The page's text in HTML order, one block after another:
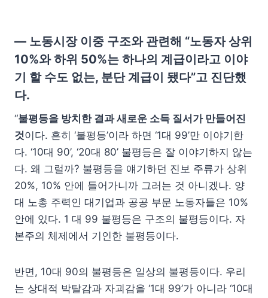
— 노동시장 이중 구조와 관련해 “노동자 상위
10%와 하위 50%는 하나의 계급이라고 이야
기 할 수도 없는, 분단 계급이 됐다”고 진단했
다.
“불평등을 방치한 결과 새로운 소득 질서가 만들어진
것이다. 흔히 ‘불평등’이라 하면 ‘1대 99’만 이야기한
다. ‘10대 90’, ‘20대 80’ 불평등은 잘 이야기하지 않는
다. 왜 그럴까? 불평등을 얘기하던 진보 주류가 상위
20%, 10% 안에 들어가니까 그러는 것 아니겠나. 양
대 노총 주력인 대기업과 공공 부문 노동자들은 10%
안에 있다. 1 대 99 불평등은 구조의 불평등이다. 자
본주의 체제에서 기인한 불평등이다.
반면, 10대 90의 불평등은 일상의 불평등이다. 우리
는 상대적 박탈감과 자괴감을 ‘1대 99’가 아니라 ‘10대